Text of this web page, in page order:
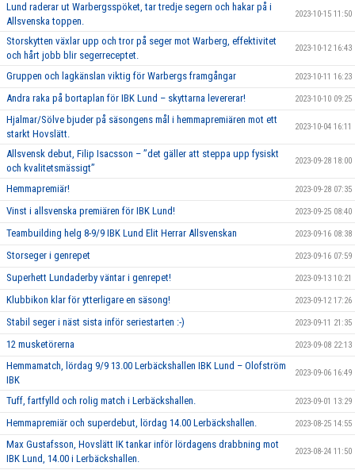
Lund raderar ut Warbergsspöket, tar tredje segern och hakar på i
Allsvenska toppen.
2023-10-15 11:50
Storskytten växlar upp och tror på seger mot Warberg, effektivitet
och hårt jobb blir segerreceptet.
2023-10-12 16:43
Gruppen och lagkänslan viktig för Warbergs framgångar 2023-10-11 16:23
Andra raka på bortaplan för IBK Lund – skyttarna levererar! 2023-10-10 09:25
Hjalmar/Sölve bjuder på säsongens mål i hemmapremiären mot ett
starkt Hovslätt.
2023-10-04 16:11
Allsvensk debut, Filip Isacsson – ’’det gäller att steppa upp fysiskt
och kvalitetsmässigt’’
2023-09-28 18:00
Hemmapremiär! 2023-09-28 07:35
Vinst i allsvenska premiären för IBK Lund! 2023-09-25 08:40
Teambuilding helg 8-9/9 IBK Lund Elit Herrar Allsvenskan 2023-09-16 08:38
Storseger i genrepet 2023-09-16 07:59
Superhett Lundaderby väntar i genrepet! 2023-09-13 10:21
Klubbikon klar för ytterligare en säsong! 2023-09-12 17:26
Stabil seger i näst sista inför seriestarten :-) 2023-09-11 21:35
12 musketörerna 2023-09-08 22:13
Hemmamatch, lördag 9/9 13.00 Lerbäckshallen IBK Lund – Olofström
IBK
2023-09-06 16:49
Tuff, fartfylld och rolig match i Lerbäckshallen. 2023-09-01 13:29
Hemmapremiär och superdebut, lördag 14.00 Lerbäckshallen. 2023-08-25 14:55
Max Gustafsson, Hovslätt IK tankar inför lördagens drabbning mot
IBK Lund, 14.00 i Lerbäckshallen.
2023-08-24 11:50